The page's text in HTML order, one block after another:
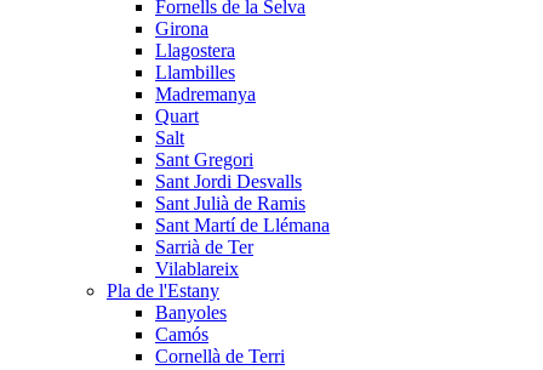
Fornells de la Selva
Girona
Llagostera
Llambilles
Madremanya
Quart
Salt
Sant Gregori
Sant Jordi Desvalls
Sant Julià de Ramis
Sant Martí de Llémana
Sarrià de Ter
Vilablareix
Pla de l'Estany
Banyoles
Camós
Cornellà de Terri